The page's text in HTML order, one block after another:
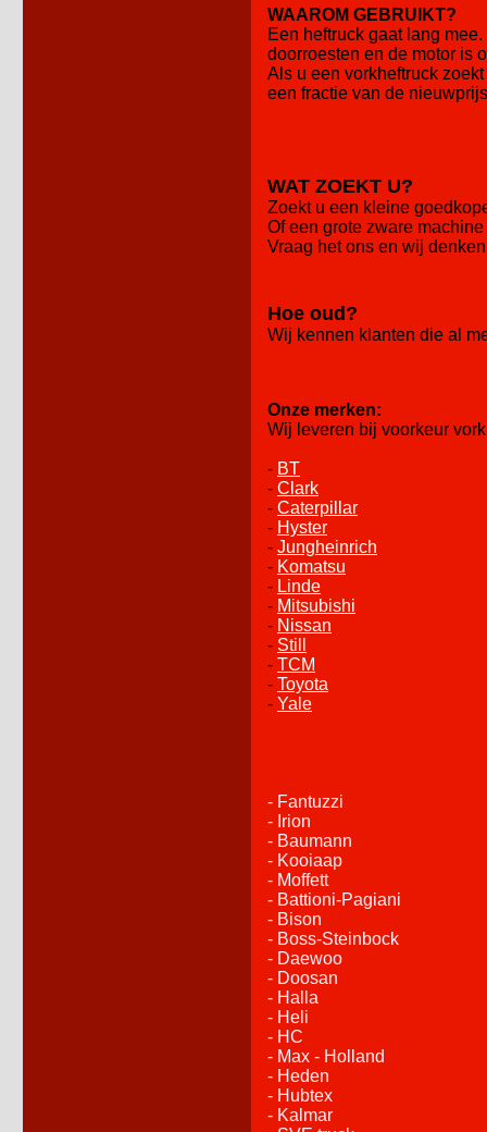
WAAROM GEBRUIKT?
Een heftruck gaat lang
doorroesten en de motor is
Als u een vorkheftruck
een fractie van de
WAT ZOEKT U?
Zoekt u een kleine
Of een grote zware
Vraag het ons en wij
Hoe oud?
Wij kennen klanten die al
Onze merken:
Wij leveren bij voorkeur
- BT
- Clark
- Caterpillar
- Hyster
- Jungheinrich
- Komatsu
- Linde
- Mitsubishi
- Nissan
- Still
- TCM
- Toyota
- Yale
- Fantuzzi
- Irion
- Baumann
- Kooiaap
- Moffett
- Battioni-Pagiani
- Bison
- Boss-Steinbock
- Daewoo
- Doosan
- Halla
- Heli
- HC
- Max - Holland
- Heden
- Hubtex
- Kalmar